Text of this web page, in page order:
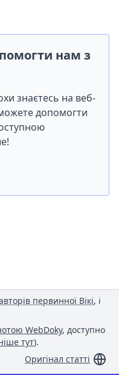
нам з
знаєтесь на веб-
допомогти
первинної Вікі, і
WebDoky, доступно
тут).
Оригінал статті